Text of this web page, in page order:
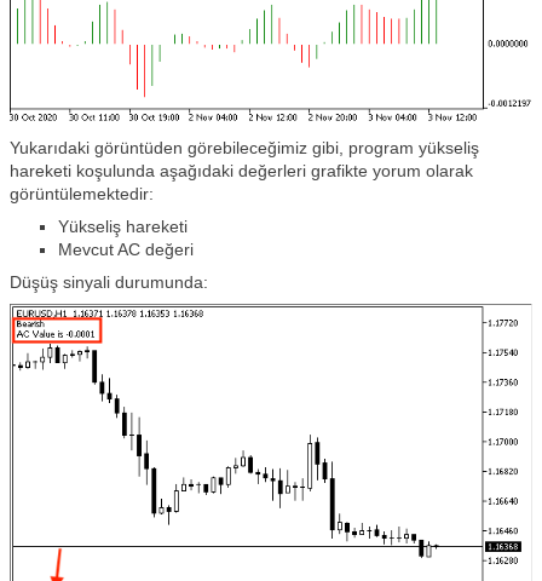
Yukarıdaki görüntüden görebileceğimiz gibi, program yükseliş
hareketi koşulunda aşağıdaki değerleri grafikte yorum olarak
görüntülemektedir:
Yükseliş hareketi
Mevcut AC değeri
Düşüş sinyali durumunda: